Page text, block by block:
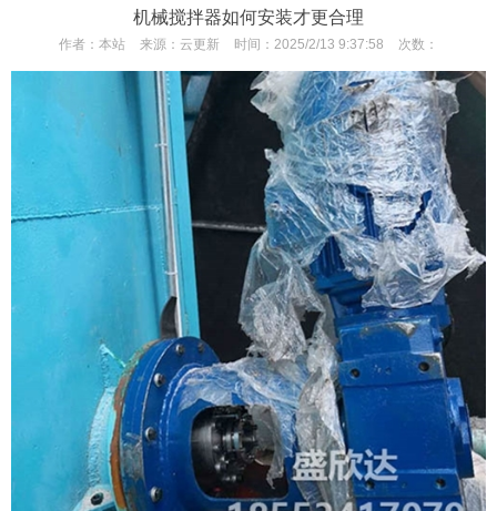
机械搅拌器如何安装才更合理
作者： 本站 来源： 云更新 时间： 2025/2/13 9:37:58 次数：